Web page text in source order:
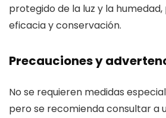
protegido de la luz y la
eficacia y conservación.
Precauciones y
No se requieren medidas
pero se recomienda consultar a